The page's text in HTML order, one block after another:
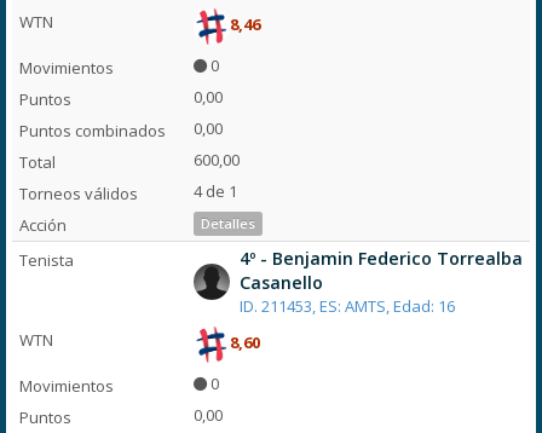
8,46
0
0,00
0,00
600,00
4 de 1
Detalles
4º - Benjamin Federico Torrealba
Casanello
ID. 211453, ES: AMTS, Edad: 16
8,60
0
0,00